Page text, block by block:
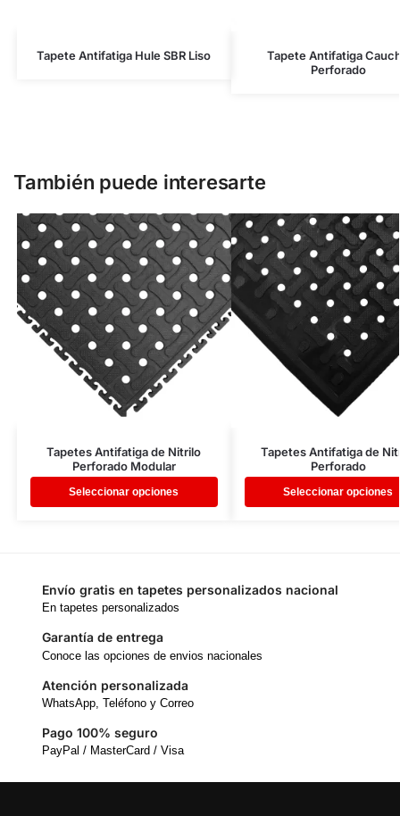
Tapete Antifatiga Hule SBR Liso
Tapete Antifatiga
Perforado
También puede interesarte
Tapetes Antifatiga de Nitrilo
Perforado Modular
Seleccionar opciones
Tapetes Antifatiga de
Perforado
Seleccionar opciones
Envío gratis en tapetes personalizados nacional
En tapetes personalizados
Garantía de entrega
Conoce las opciones de envios nacionales
Atención personalizada
WhatsApp, Teléfono y Correo
Pago 100% seguro
PayPal / MasterCard / Visa